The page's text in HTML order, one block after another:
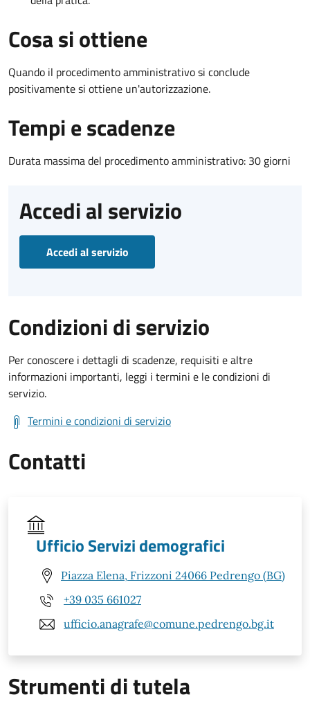
Cosa si ottiene
Quando il procedimento amministrativo si conclude
positivamente si ottiene un'autorizzazione.
Tempi e scadenze
Durata massima del procedimento amministrativo: 30 giorni
Accedi al servizio
Accedi al servizio
Condizioni di servizio
Per conoscere i dettagli di scadenze, requisiti e altre
informazioni importanti, leggi i termini e le condizioni di
servizio.
Termini e condizioni di servizio
Contatti
Ufficio Servizi demografici
Piazza Elena, Frizzoni 24066 Pedrengo (BG)
+39 035 661027
ufficio.anagrafe@comune.pedrengo.bg.it
Strumenti di tutela